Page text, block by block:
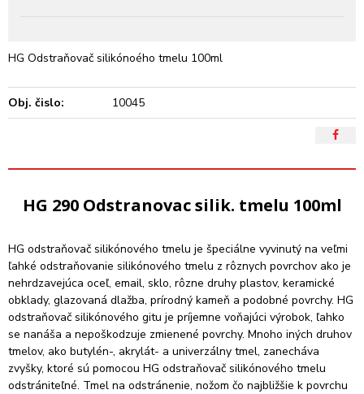
HG Odstraňovač silikónoého tmelu 100ml
Obj. čislo: 10045
HG 290 Odstranovac silik. tmelu 100ml
HG odstraňovač silikónového tmelu je špeciálne vyvinutý na veľmi
ľahké odstraňovanie silikónového tmelu z rôznych povrchov ako je
nehrdzavejúca oceľ, email, sklo, rôzne druhy plastov, keramické
obklady, glazovaná dlažba, prírodný kameň a podobné povrchy. HG
odstraňovač silikónového gitu je príjemne voňajúci výrobok, ľahko
se nanáša a nepoškodzuje zmienené povrchy. Mnoho iných druhov
tmelov, ako butylén-, akrylát- a univerzálny tmel, zanecháva
zvyšky, ktoré sú pomocou HG odstraňovač silikónového tmelu
odstrániteľné. Tmel na odstránenie, nožom čo najbližšie k povrchu